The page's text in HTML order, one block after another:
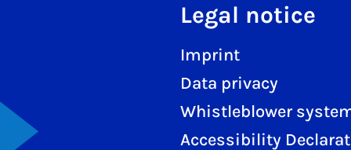
Legal notice
Imprint
Data privacy
Whistleblower
Accessibility